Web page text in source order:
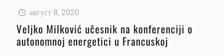
август 8, 2020
Veljko Milković učesnik na konferenciji o
autonomnoj energetici u Francuskoj